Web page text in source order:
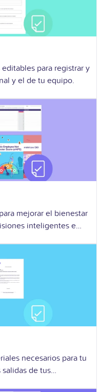
para registrar y
y el de tu equipo.
mejorar el bienestar
inteligentes e
necesarios para tu
de tus